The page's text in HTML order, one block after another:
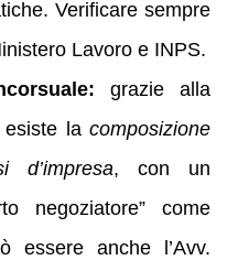
Verificare sempre
Lavoro e INPS.
grazie alla
esiste la composizione
d’impresa, con un
negoziatore” come
essere anche l’Avv.